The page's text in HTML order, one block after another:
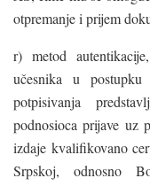
otpremanje i prijem
r) metod
učesnika u postupku
potpisivanja
podnosioca prijave
izdaje kvalifikovano
Srpskoj, odnosno